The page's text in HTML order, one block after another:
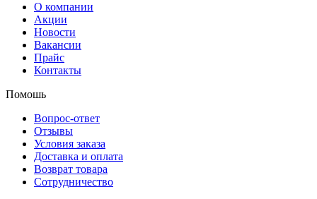
О компании
Акции
Новости
Вакансии
Прайс
Контакты
Помошь
Вопрос-ответ
Отзывы
Условия заказа
Доставка и оплата
Возврат товара
Сотрудничество